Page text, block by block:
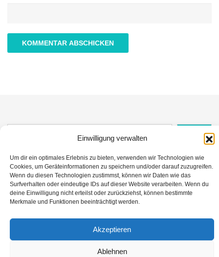
Einwilligung verwalten
Um dir ein optimales Erlebnis zu bieten, verwenden wir Technologien wie
Cookies, um Geräteinformationen zu speichern und/oder darauf zuzugreifen.
Wenn du diesen Technologien zustimmst, können wir Daten wie das
Surfverhalten oder eindeutige IDs auf dieser Website verarbeiten. Wenn du
deine Einwilligung nicht erteilst oder zurückziehst, können bestimmte
Merkmale und Funktionen beeinträchtigt werden.
Akzeptieren
Ablehnen
Suchen
Impressum
© All Right Reserved Frage des Tages 2026
ThemeHemilaByPencilWp